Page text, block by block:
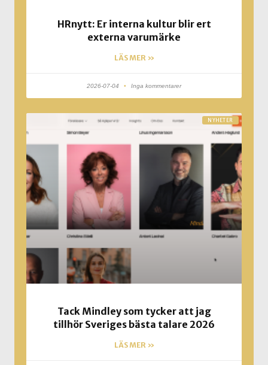
HRnytt: Er interna kultur blir ert
externa varumärke
LÄS MER »
2026-07-04 Inga kommentarer
NYHETER
Tack Mindley som tycker att jag
tillhör Sveriges bästa talare 2026
LÄS MER »